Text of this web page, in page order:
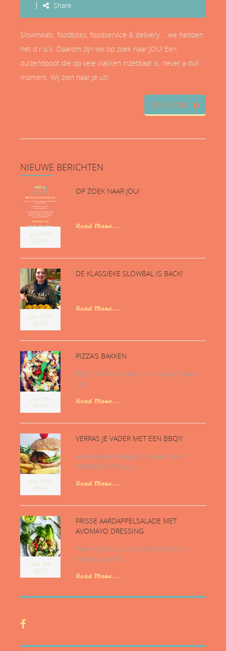
Share
Slowmeals, foodbites, foodservice & delivery ... we hebben
het d r u k. Daarom zijn we op zoek naar JOU! Een
duizendpoot die op vele vlakken inzetbaar is, never a dull
moment. Wij zien naar je uit!
READ MORE
NIEUWE BERICHTEN
jan 31st
2019
OP ZOEK NAAR JOU!
...
Read More...
jan 28th
2019
DE KLASSIEKE SLOWBAL IS BACK!
...
Read More...
jul 9th
2017
PIZZA’S BAKKEN
PIZZA! Wie houdt daar nu niet van? Ik ben
zelf...
Read More...
jun 14th
2017
VERRAS JE VADER MET EEN BBQ!!!
Aanstaande zondag is het weer zover!
VADERDAG! Wil jij je...
Read More...
apr 4th
2017
FRISSE AARDAPPELSALADE MET
AVOMAYO DRESSING
Voelen jullie ook al de lentekriebels? Ik
namelijk wel! EN...
Read More...